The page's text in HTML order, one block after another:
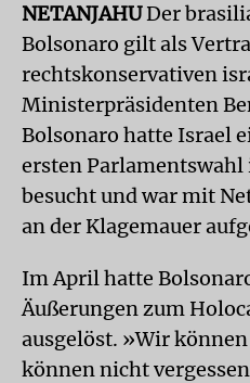
NETANJAHUDer
Bolsonaro gilt als
rechtskonservativen
Ministerpräsidenten
Bolsonaro hatte Israel
ersten Parlamentswahl
besucht und war mit
an der Klagemauer
Im April hatte
Äußerungen zum
ausgelöst. »Wir
können nicht